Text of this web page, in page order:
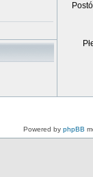
Powered by phpBB